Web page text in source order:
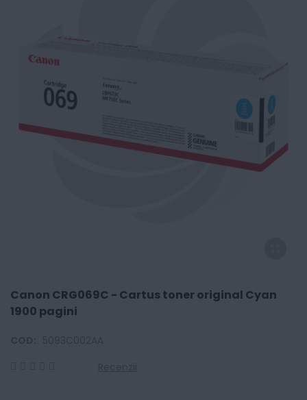
Canon CRG069C - Cartus toner original Cyan
1900 pagini